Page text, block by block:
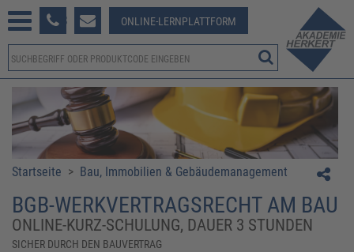
381-123 ONLINE-LERNPLATTFORM
Startseite > Bau, Immobilien & Gebäudemanagement
BGB-WERKVERTRAGSRECHT AM BAU
ONLINE-KURZ-SCHULUNG, DAUER 3 STUNDEN
SICHER DURCH DEN BAUVERTRAG